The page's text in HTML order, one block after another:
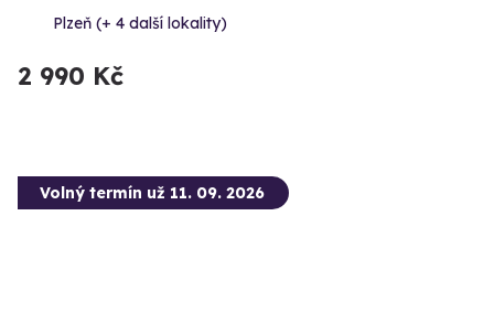
Plzeň (+ 4 další lokality)
2 990 Kč
Volný termín už 11. 09. 2026